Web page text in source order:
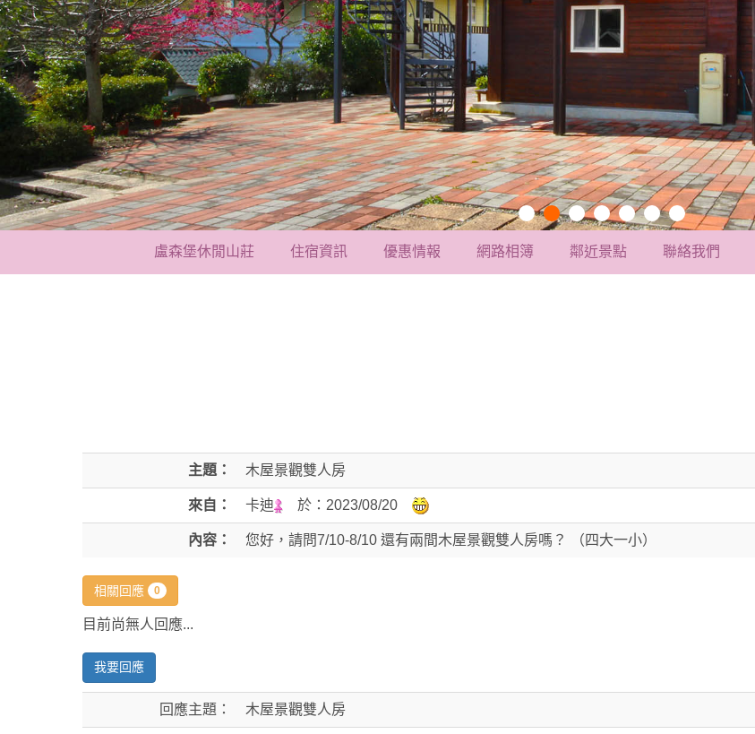
盧森堡休閒山莊 住宿資訊 優惠情報 網路相簿 鄰近景點 聯絡我們
主題： 木屋景觀雙人房
來自： 卡迪 於： 2023/08/20
內容： 您好，請問7/10-8/10 還有兩間木屋景觀雙人房嗎？ （四大一小）
相關回應 0
目前尚無人回應...
我要回應
回應主題： 木屋景觀雙人房